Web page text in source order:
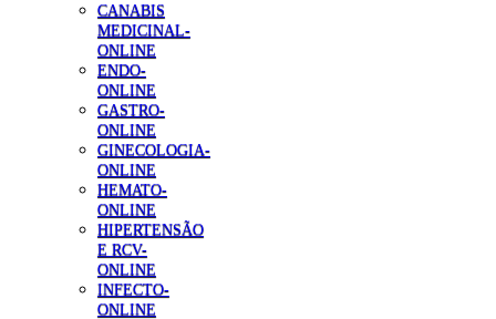
CANABIS
MEDICINAL-
ONLINE
ENDO-
ONLINE
GASTRO-
ONLINE
GINECOLOGIA-
ONLINE
HEMATO-
ONLINE
HIPERTENSÃO
E RCV-
ONLINE
INFECTO-
ONLINE